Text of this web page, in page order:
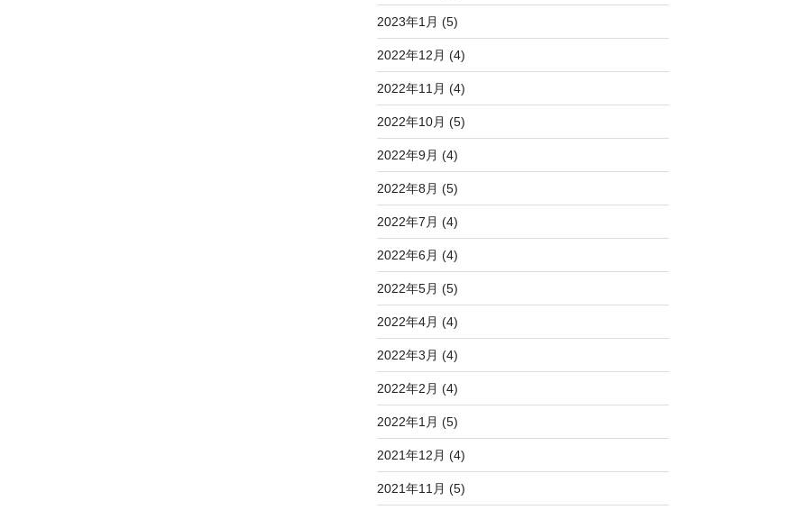
2023年1月 (5)
2022年12月 (4)
2022年11月 (4)
2022年10月 (5)
2022年9月 (4)
2022年8月 (5)
2022年7月 (4)
2022年6月 (4)
2022年5月 (5)
2022年4月 (4)
2022年3月 (4)
2022年2月 (4)
2022年1月 (5)
2021年12月 (4)
2021年11月 (5)